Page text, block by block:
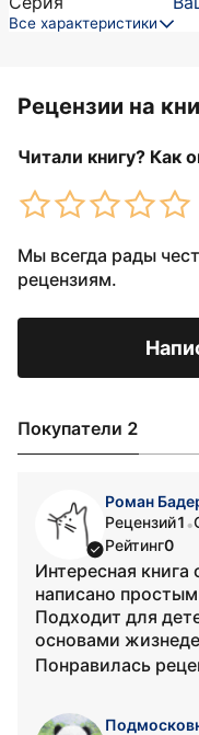
Все характеристики
Рецензии на
Читали книгу? Как
Мы всегда рады
рецензиям.
Покупатели 2
Роман
Рецензий1 •
Рейтинг0
Интересная
написано
Подходит для
основами
Понравилась